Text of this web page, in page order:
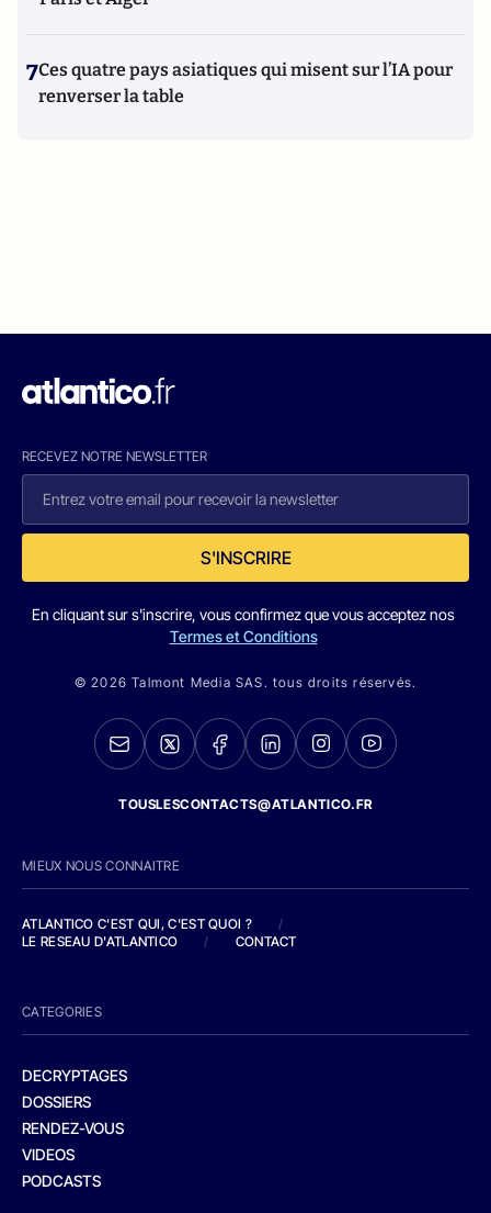
7Ces quatre pays asiatiques qui misent sur l’IA pour
renverser la table
RECEVEZ NOTRE NEWSLETTER
S'INSCRIRE
En cliquant sur s'inscrire, vous confirmez que vous acceptez nos
Termes et Conditions
© 2026 Talmont Media SAS. tous droits réservés.
TOUSLESCONTACTS@ATLANTICO.FR
MIEUX NOUS CONNAITRE
ATLANTICO C'EST QUI, C'EST QUOI ?
/
LE RESEAU D'ATLANTICO
/ CONTACT
CATEGORIES
DECRYPTAGES
DOSSIERS
RENDEZ-VOUS
VIDEOS
PODCASTS